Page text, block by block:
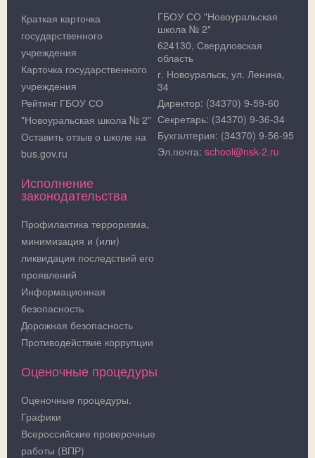
Краткая карточка
государственного
учреждения
Карточка государственного
учреждения
Рейтинг ГБОУ СО
"Новоуральская школа № 2"
Оставить отзыв о школе на
bus.gov.ru
Исполнение
законодательства
Профилактика терроризма,
минимизация и (или)
ликвидация последствий его
проявлений
Информационная
безопасность
Дорожная безопасность
Противодействие коррупции
Оценочные процедуры
Оценочные процедуры.
Графики
Всероссийские проверочные
работы (ВПР)
ГБОУ СО "Новоуральская
школа № 2"
624130, Свердловская
область
г. Новоуральск, ул. Ленина,
34
Директор: (34370) 9-59-60
Секретарь: (34370) 9-36-34
Бухгалтерия: (34370) 9-56-95
Эл.почта: school@nsk-2.ru